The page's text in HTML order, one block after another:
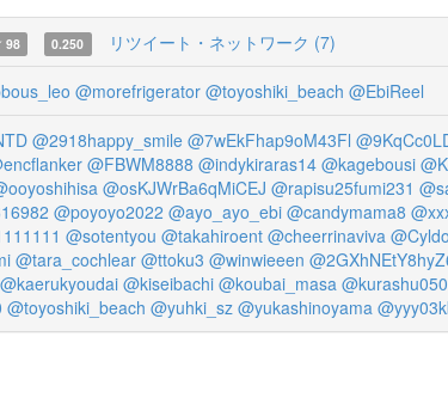
98 0.250 リツイート・ネットワーク (7)
@morefrigerator @toyoshiki_beach @EbiReel
@2918happy_smile @7wEkFhap9oM43Fl
@FBWM8888 @indykiraras14 @kagebousi
@osKJWrBa6qMiCEJ @rapisu25fumi231
@poyoyo2022 @ayo_ayo_ebi @candymama8
@sotentyou @takahiroent @cheerrinaviva
@tara_cochlear @ttoku3 @winwieeen
@kaerukyoudai @kiseibachi @koubai_masa
@toyoshiki_beach @yuhki_sz @yukashinoyama